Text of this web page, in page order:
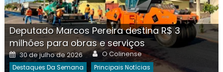
Deputado Marcos Pereira destina R$ 3
milhões para obras e serviços
Posted
on
30 de julho de 2026 Author
O Colinense
Destaques Da Semana Principais Notícias